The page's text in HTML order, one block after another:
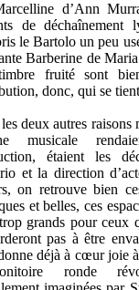
d’Ann
de déchaînement
le Bartolo un peu
Barberine de
fruité sont
donc, qui se
deux autres raisons
musicale
étaient les
et la direction
on retrouve bien
et belles, ces
grands pour ceux
pas à être
déjà à cœur joie
ronde